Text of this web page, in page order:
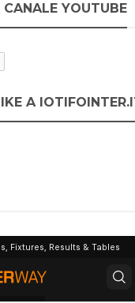
YOUTUBE
A